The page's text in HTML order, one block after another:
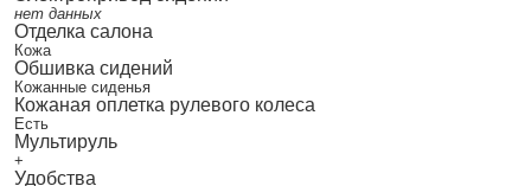
нет данных
Отделка салона
Кожа
Обшивка сидений
Кожанные сиденья
Кожаная оплетка рулевого колеса
Есть
Мультируль
+
Удобства